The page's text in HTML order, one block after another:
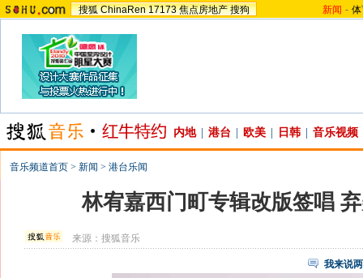
搜狐 ChinaRen 17173 焦点房地产 搜狗 新闻 -
内地 港台 欧美 日韩 音乐视频
音乐频道首页 > 新闻 > 港台乐闻
林宥嘉西门町专辑改版签唱
来源：搜狐音乐
我来说